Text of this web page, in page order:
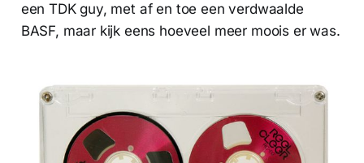
een TDK guy, met af en toe een verdwaalde
BASF, maar kijk eens hoeveel meer moois er was.